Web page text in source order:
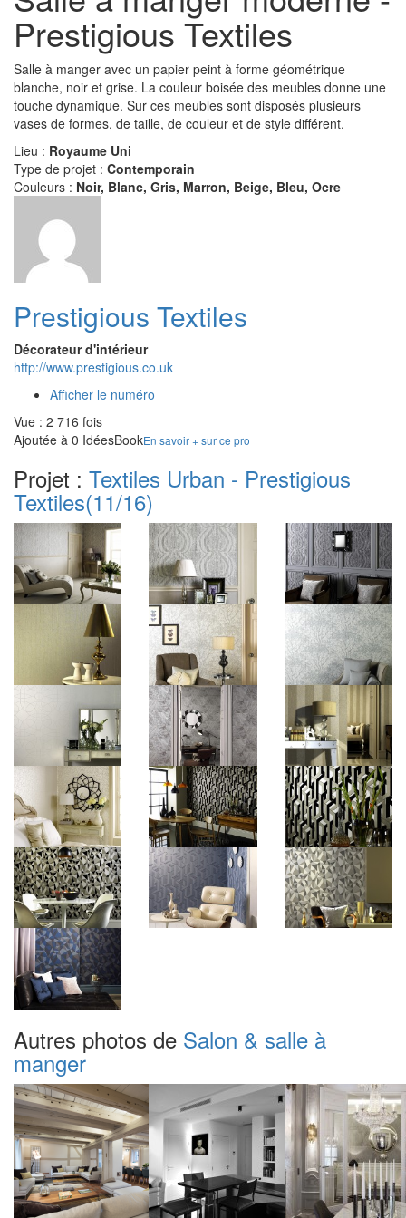
Prestigious Textiles
Salle à manger avec un papier peint à forme géométrique
blanche, noir et grise. La couleur boisée des meubles donne une
touche dynamique. Sur ces meubles sont disposés plusieurs
vases de formes, de taille, de couleur et de style différent.
Lieu : Royaume Uni
Type de projet : Contemporain
Couleurs : Noir, Blanc, Gris, Marron, Beige, Bleu, Ocre
Prestigious Textiles
Décorateur d'intérieur
http://www.prestigious.co.uk
Afficher le numéro
Vue : 2 716 fois
Ajoutée à 0 IdéesBookEn savoir + sur ce pro
Projet : Textiles Urban - Prestigious
Textiles(11/16)
Autres photos de Salon & salle à
manger